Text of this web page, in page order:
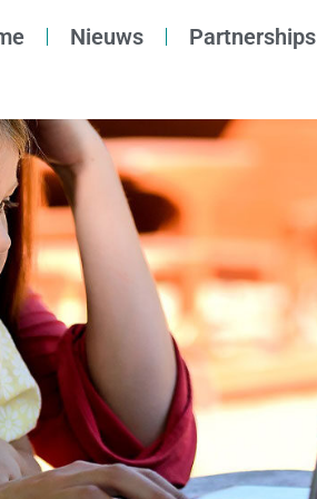
Nieuws Partnerships